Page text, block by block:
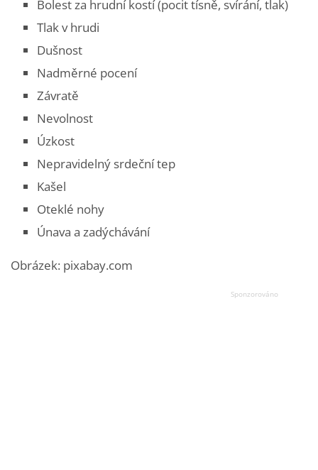
Bolest za hrudní kostí (pocit tísně, svírání, tlak)
Tlak v hrudi
Dušnost
Nadměrné pocení
Závratě
Nevolnost
Úzkost
Nepravidelný srdeční tep
Kašel
Oteklé nohy
Únava a zadýchávání
Obrázek: pixabay.com